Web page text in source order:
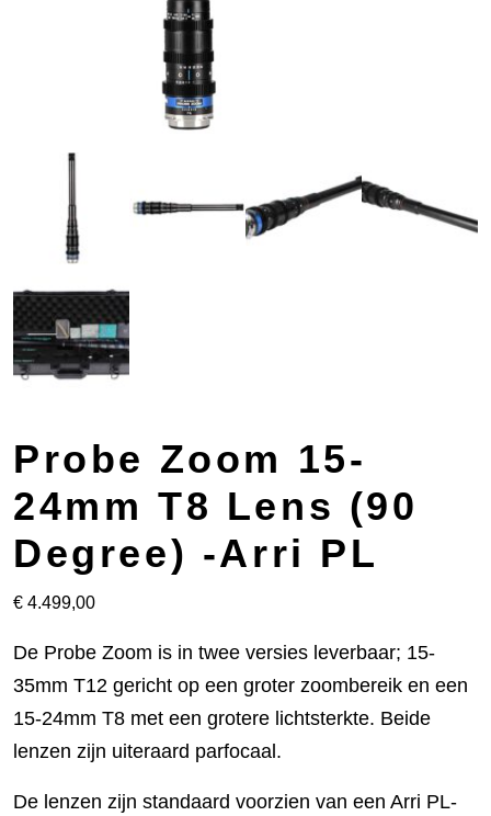
Probe Zoom 15-
24mm T8 Lens (90
Degree) -Arri PL
€ 4.499,00
De Probe Zoom is in twee versies leverbaar; 15-
35mm T12 gericht op een groter zoombereik en een
15-24mm T8 met een grotere lichtsterkte. Beide
lenzen zijn uiteraard parfocaal.
De lenzen zijn standaard voorzien van een Arri PL-